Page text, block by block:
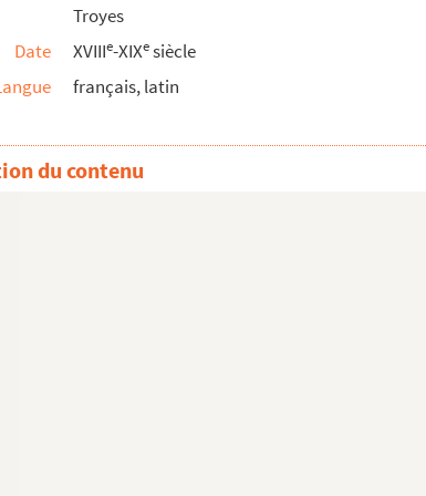
remarques et opinions d'un homm...
Troyes
Date
XVIIIe-XIXesiècle
français, latin
du contenu